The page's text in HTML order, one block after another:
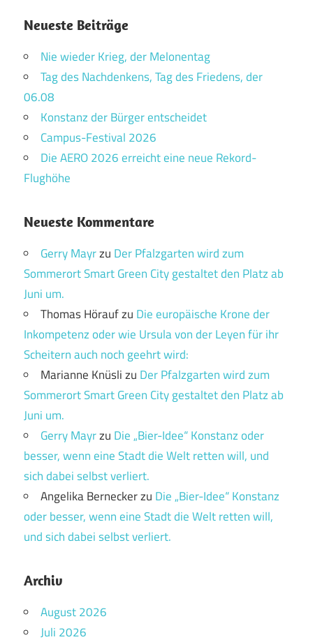
Neueste Beiträge
Nie wieder Krieg, der Melonentag
Tag des Nachdenkens, Tag des Friedens, der
06.08
Konstanz der Bürger entscheidet
Campus-Festival 2026
Die AERO 2026 erreicht eine neue Rekord-
Flughöhe
Neueste Kommentare
Gerry Mayrzu Der Pfalzgarten wird zum
Sommerort Smart Green City gestaltet den Platz ab
Juni um.
Thomas Höraufzu Die europäische Krone der
Inkompetenz oder wie Ursula von der Leyen für ihr
Scheitern auch noch geehrt wird:
Marianne Knüslizu Der Pfalzgarten wird zum
Sommerort Smart Green City gestaltet den Platz ab
Juni um.
Gerry Mayrzu Die „Bier-Idee“ Konstanz oder
besser, wenn eine Stadt die Welt retten will, und
sich dabei selbst verliert.
Angelika Berneckerzu Die „Bier-Idee“ Konstanz
oder besser, wenn eine Stadt die Welt retten will,
und sich dabei selbst verliert.
Archiv
August 2026
Juli 2026